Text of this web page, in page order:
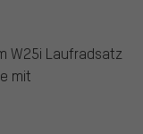
W25i Laufradsatz
mit